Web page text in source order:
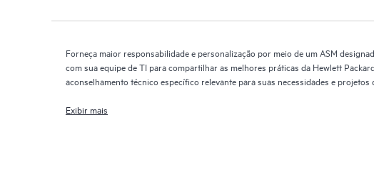
Forneça maior responsabilidade e personalização por meio de um ASM
com sua equipe de TI para compartilhar as melhores práticas da Hewlett
aconselhamento técnico específico relevante para suas necessidades e projetos
Exibir mais